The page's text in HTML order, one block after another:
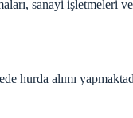
sanayi işletmeleri
hurda alımı